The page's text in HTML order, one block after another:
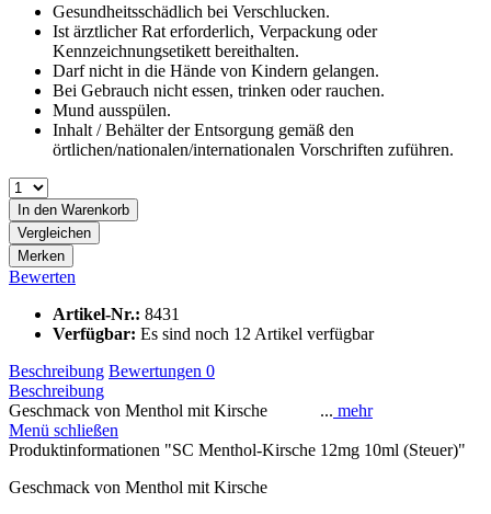
Gesundheitsschädlich bei Verschlucken.
Ist ärztlicher Rat erforderlich, Verpackung oder
Kennzeichnungsetikett bereithalten.
Darf nicht in die Hände von Kindern gelangen.
Bei Gebrauch nicht essen, trinken oder rauchen.
Mund ausspülen.
Inhalt / Behälter der Entsorgung gemäß den
örtlichen/nationalen/internationalen Vorschriften zuführen.
In den Warenkorb
Vergleichen
Merken
Bewerten
Artikel-Nr.: 8431
Verfügbar: Es sind noch 12 Artikel verfügbar
Beschreibung Bewertungen 0
Beschreibung
Geschmack von Menthol mit Kirsche ... mehr
Menü schließen
Produktinformationen "SC Menthol-Kirsche 12mg 10ml (Steuer)"
Geschmack von Menthol mit Kirsche